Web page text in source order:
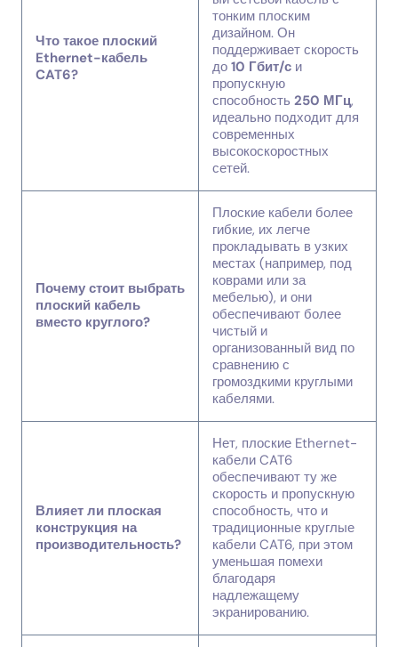
Что такое плоский
Ethernet-кабель
CAT6?
тонким плоским
дизайном. Он
поддерживает скорость
до 10 Гбит/с и
пропускную
способность 250 МГц,
идеально подходит для
современных
высокоскоростных
сетей.
Почему стоит выбрать
плоский кабель
вместо круглого?
Плоские кабели более
гибкие, их легче
прокладывать в узких
местах (например, под
коврами или за
мебелью), и они
обеспечивают более
чистый и
организованный вид по
сравнению с
громоздкими круглыми
кабелями.
Влияет ли плоская
конструкция на
производительность?
Нет, плоские Ethernet-
кабели CAT6
обеспечивают ту же
скорость и пропускную
способность, что и
традиционные круглые
кабели CAT6, при этом
уменьшая помехи
благодаря
надлежащему
экранированию.